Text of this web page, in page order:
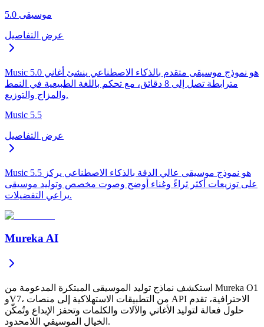
موسيقى 5.0
عرض التفاصيل
Music 5.0 هو نموذج موسيقى متقدم بالذكاء الاصطناعي ينشئ أغاني
مترابطة تصل إلى 8 دقائق، مع تحكم باللغة الطبيعية في النمط
والمزاج والتوزيع.
Music 5.5
عرض التفاصيل
Music 5.5 هو نموذج موسيقى عالي الدقة بالذكاء الاصطناعي يركز
على توزيعات أكثر ثراءً وغناء أوضح وصوت مخصص وتوليد موسيقى
يراعي التفضيلات.
Mureka AI
استكشف نماذج توليد الموسيقى المبتكرة المدعومة من Mureka O1
وV7، من التطبيقات الاستهلاكية إلى منصات API الاحترافية، تقدم
حلول فعالة لتوليد الأغاني والآلات والكلمات وتحفز الإبداع وتُمكّن
الخيال الموسيقي اللامحدود.